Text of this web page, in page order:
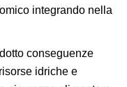
integrando nella
conseguenze
idriche e